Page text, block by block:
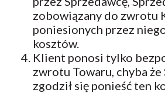
zobowiązany do zwrotu
poniesionych przez
kosztów.
Klient ponosi tylko
zwrotu Towaru, chyba że
zgodził się ponieść ten